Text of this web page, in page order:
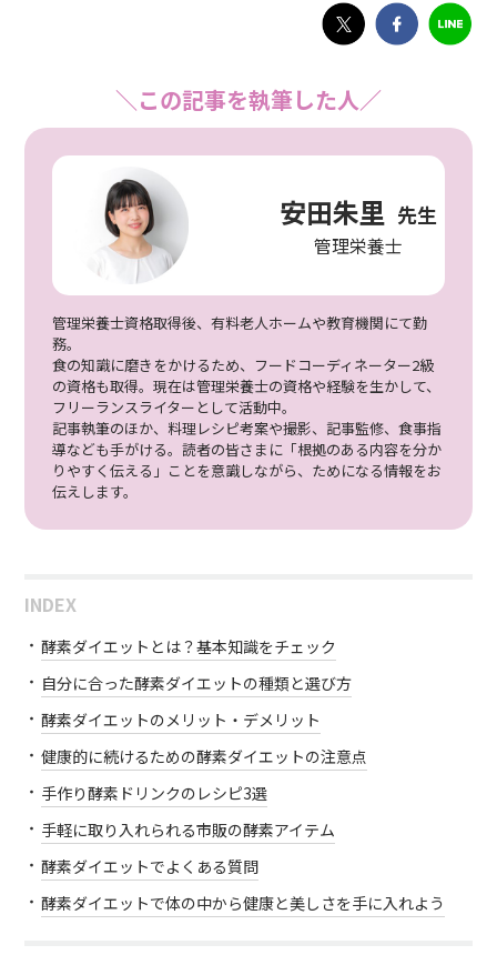
＼この記事を執筆した人／
安田朱里 先生
管理栄養士
管理栄養士資格取得後、有料老人ホームや教育機関にて勤
務。
食の知識に磨きをかけるため、フードコーディネーター2級
の資格も取得。現在は管理栄養士の資格や経験を生かして、
フリーランスライターとして活動中。
記事執筆のほか、料理レシピ考案や撮影、記事監修、食事指
導なども手がける。読者の皆さまに「根拠のある内容を分か
りやすく伝える」ことを意識しながら、ためになる情報をお
伝えします。
INDEX
酵素ダイエットとは？基本知識をチェック
自分に合った酵素ダイエットの種類と選び方
酵素ダイエットのメリット・デメリット
健康的に続けるための酵素ダイエットの注意点
手作り酵素ドリンクのレシピ3選
手軽に取り入れられる市販の酵素アイテム
酵素ダイエットでよくある質問
酵素ダイエットで体の中から健康と美しさを手に入れよう